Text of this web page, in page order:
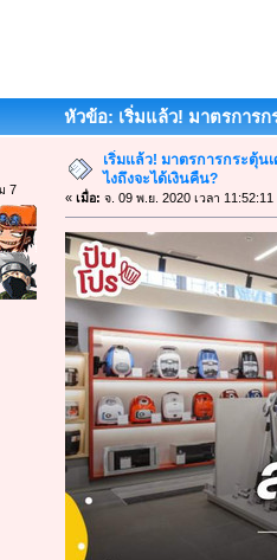
หัวข้อ: เริ่มแล้ว! มาตรการก
7
เริ่มแล้ว! มาตรการกระตุ้น
ไงถึงจะได้เงินคืน?
« เมื่อ: จ. 09 พ.ย. 2020 เวลา 11:52:11